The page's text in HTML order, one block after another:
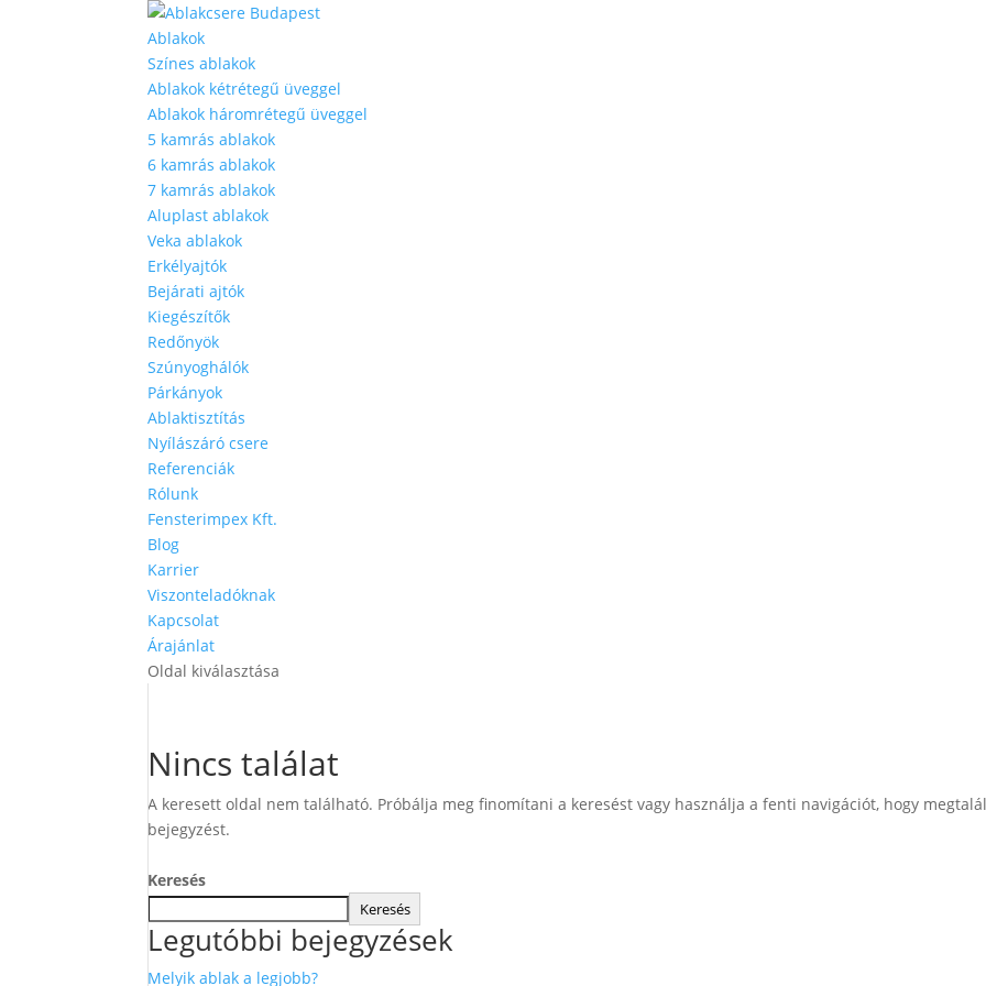
Ablakok
Színes ablakok
Ablakok kétrétegű üveggel
Ablakok háromrétegű üveggel
5 kamrás ablakok
6 kamrás ablakok
7 kamrás ablakok
Aluplast ablakok
Veka ablakok
Erkélyajtók
Bejárati ajtók
Kiegészítők
Redőnyök
Szúnyoghálók
Párkányok
Ablaktisztítás
Nyílászáró csere
Referenciák
Rólunk
Fensterimpex Kft.
Blog
Karrier
Viszonteladóknak
Kapcsolat
Árajánlat
Oldal kiválasztása
Nincs találat
A keresett oldal nem található. Próbálja meg finomítani a keresést vagy használja a fenti navigációt, hogy
bejegyzést.
Keresés
Keresés
Legutóbbi bejegyzések
Melyik ablak a legjobb?